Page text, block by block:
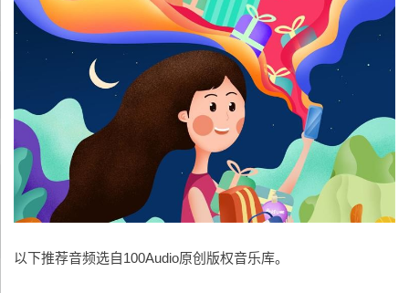
以下推荐音频选自100Audio原创版权音乐库。